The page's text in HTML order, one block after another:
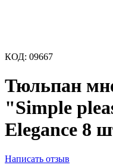
КОД: 09667
Тюльпан
"Simple
Elegance 8
Написать отзыв